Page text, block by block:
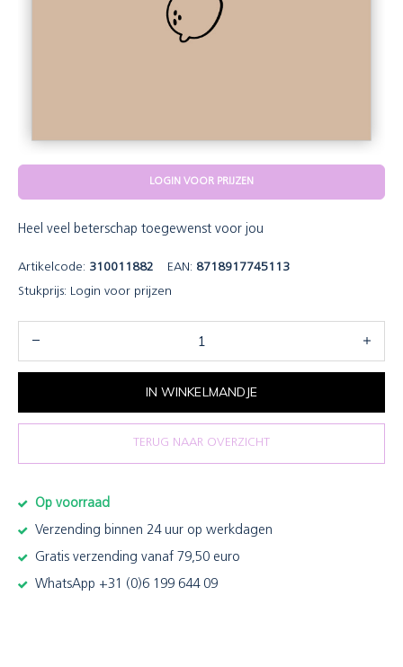
LOGIN VOOR PRIJZEN
Heel veel beterschap toegewenst voor jou
Artikelcode: 310011882 EAN: 8718917745113
Stukprijs: Login voor prijzen
IN WINKELMANDJE
TERUG NAAR OVERZICHT
Op voorraad
Verzending binnen 24 uur op werkdagen
Gratis verzending vanaf 79,50 euro
WhatsApp +31 (0)6 199 644 09